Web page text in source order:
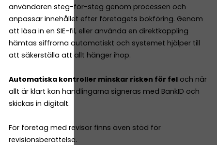
användaren steg-för-steg genom processen och
anpassar innehållet efter företagets bokföring. Genom
att läsa in en SIE-fil, eller använda en direktkoppling
hämtas siffrorna automatiskt och systemet hjälper till
att säkerställa att allt hänger ihop.
Automatiska kontroller minskar risken för fel och när
allt är klart kan handlingarna signeras med BankID och
skickas in digitalt.
För företag med revisor finns även stöd för
revisionsberättelse.